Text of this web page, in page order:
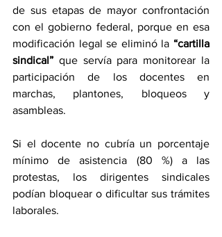
de sus etapas de mayor confrontación
con el gobierno federal, porque en esa
modificación legal se eliminó la “cartilla
sindical” que servía para monitorear la
participación de los docentes en
marchas, plantones, bloqueos y
asambleas.
Si el docente no cubría un porcentaje
mínimo de asistencia (80 %) a las
protestas, los dirigentes sindicales
podían bloquear o dificultar sus trámites
laborales.